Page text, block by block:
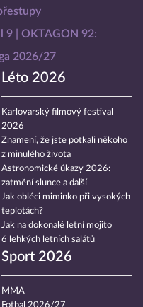
9
OKTAGON 92:
2026/27
Léto 2026
Karlovarský filmový festival
2026
Znamení, že jste potkali někoho
z minulého života
Astronomické úkazy 2026:
zatmění slunce a další
Jak obléci miminko při vysokých
teplotách?
Jak na dokonalé letní mojito
6 lehkých letních salátů
Sport 2026
MMA